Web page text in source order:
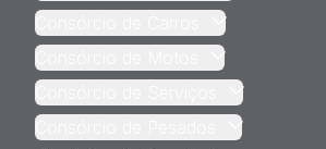
Consórcio de Carros
Consórcio de Motos
Consórcio de Serviços
Consórcio de Pesados